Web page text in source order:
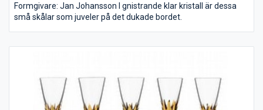
Formgivare: Jan Johansson I gnistrande klar kristall är dessa
små skålar som juveler på det dukade bordet.